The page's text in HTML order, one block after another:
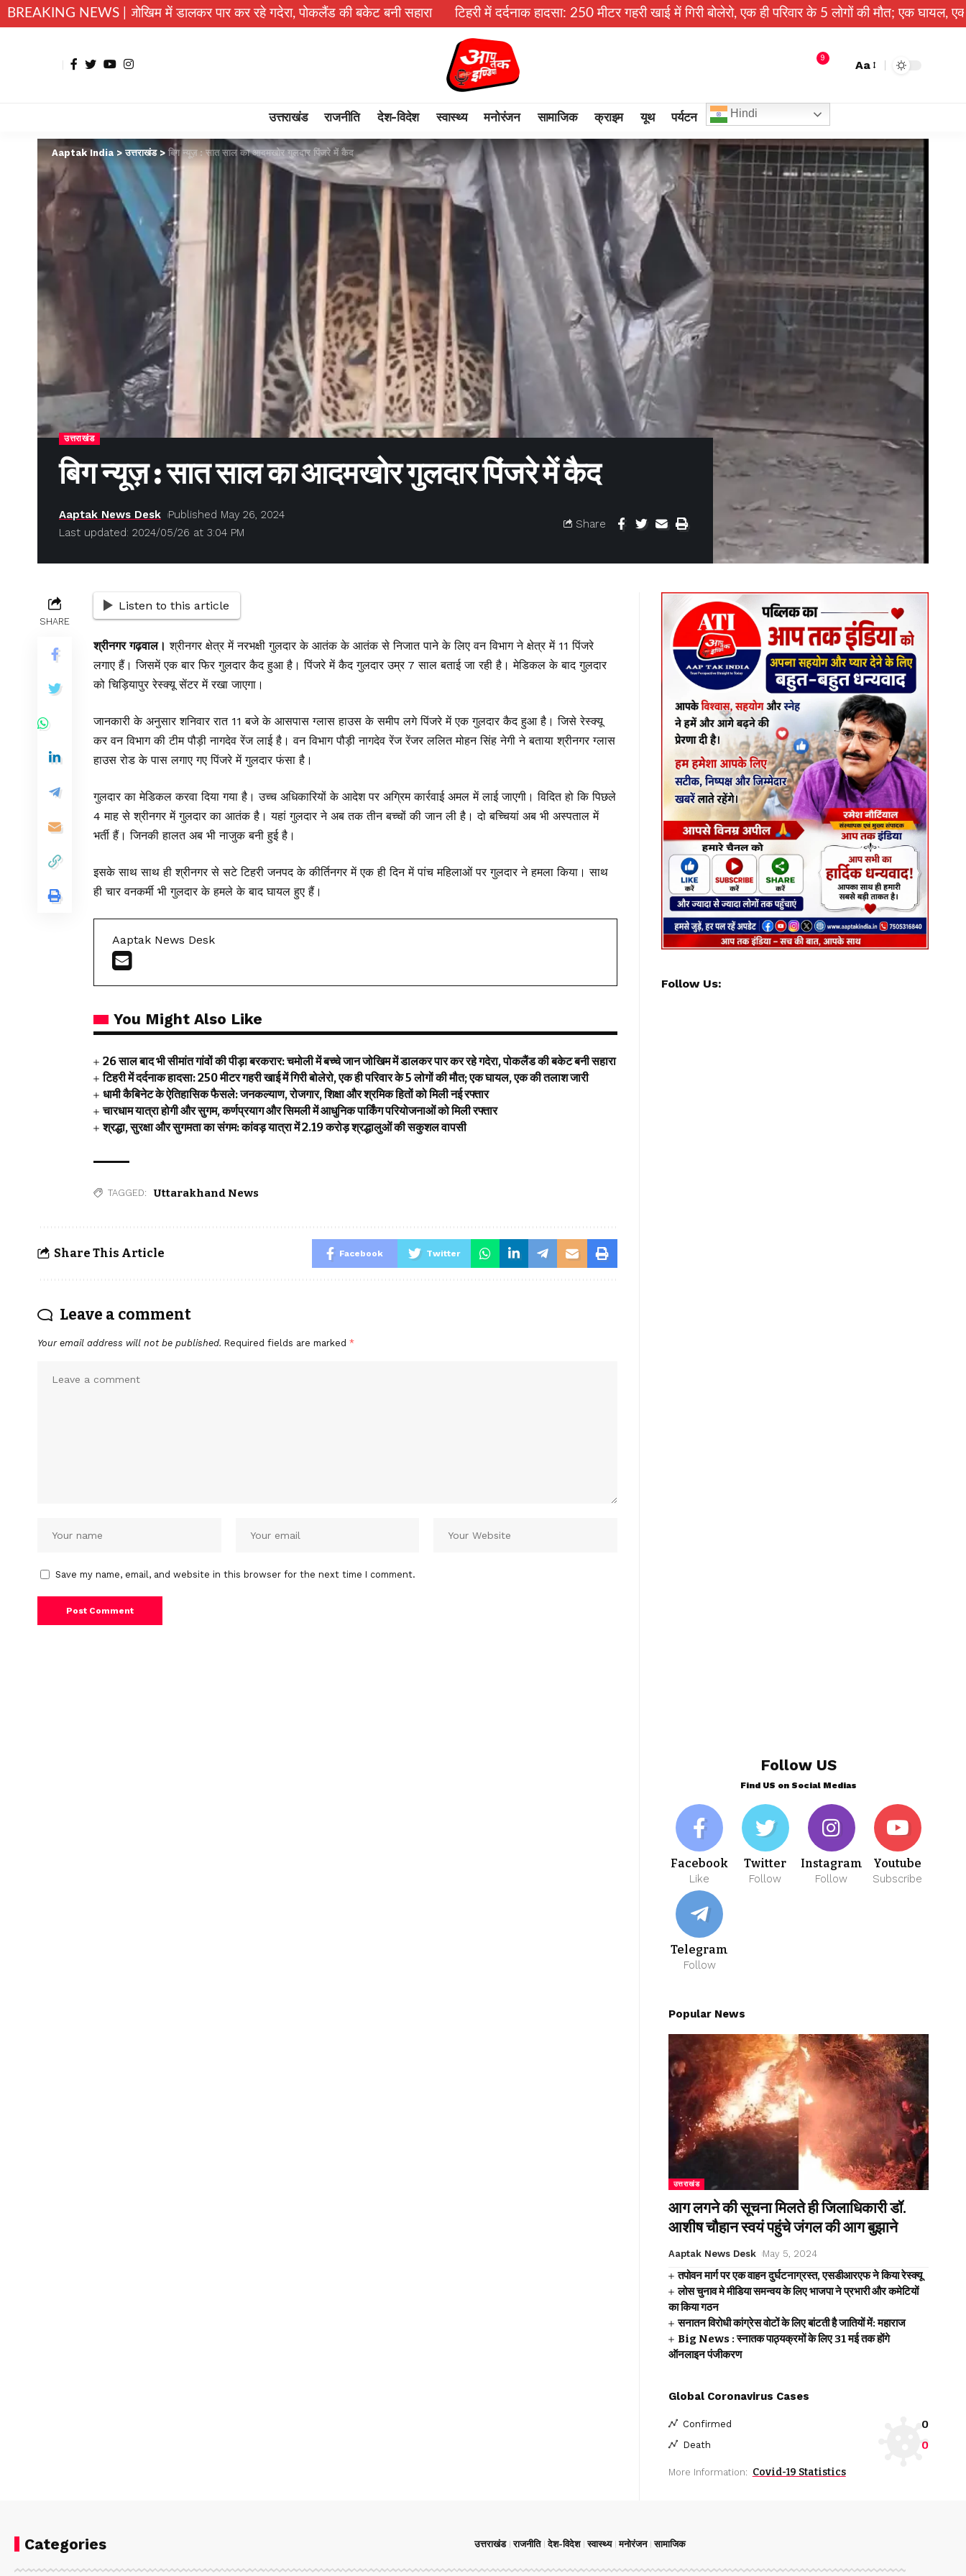
BREAKING NEWS |
जान जोखिम में डालकर पार कर रहे गदेरा, पोकलैंड की बकेट बनी सहारा टिहरी में दर्दनाक हादसा: 250 मीटर गहरी खाई में गिरी बोलेरो, एक ही परिवार के 5 लोगों की मौत; एक घायल, एक की तलाश जारी
9
Aa
उत्तराखंड राजनीति देश-विदेश स्वास्थ्य मनोरंजन सामाजिक क्राइम यूथ पर्यटन Hindi
Aaptak India >उत्तराखंड> बिग न्यूज़ : सात साल का आदमखोर गुलदार पिंजरे में कैद
उत्तराखंड
बिग न्यूज़ : सात साल का आदमखोर गुलदार पिंजरे में कैद
Last updated: 2024/05/26 at 3:04 PM
Aaptak News Desk Published May 26, 2024
Share
SHARE
Listen to this article
श्रीनगर गढ़वाल। श्रीनगर क्षेत्र में नरभक्षी गुलदार के आतंक के आतंक से निजात पाने के लिए वन विभाग ने क्षेत्र में 11 पिंजरे
लगाए हैं। जिसमें एक बार फिर गुलदार कैद हुआ है। पिंजरे में कैद गुलदार उम्र 7 साल बताई जा रही है। मेडिकल के बाद गुलदार
को चिड़ियापुर रेस्क्यू सेंटर में रखा जाएगा।
जानकारी के अनुसार शनिवार रात 11 बजे के आसपास ग्लास हाउस के समीप लगे पिंजरे में एक गुलदार कैद हुआ है। जिसे रेस्क्यू
कर वन विभाग की टीम पौड़ी नागदेव रेंज लाई है। वन विभाग पौड़ी नागदेव रेंज रेंजर ललित मोहन सिंह नेगी ने बताया श्रीनगर ग्लास
हाउस रोड के पास लगाए गए पिंजरे में गुलदार फंसा है।
गुलदार का मेडिकल करवा दिया गया है। उच्च अधिकारियों के आदेश पर अग्रिम कार्रवाई अमल में लाई जाएगी। विदित हो कि पिछले
4 माह से श्रीनगर में गुलदार का आतंक है। यहां गुलदार ने अब तक तीन बच्चों की जान ली है। दो बच्चियां अब भी अस्पताल में
भर्ती हैं। जिनकी हालत अब भी नाजुक बनी हुई है।
इसके साथ साथ ही श्रीनगर से सटे टिहरी जनपद के कीर्तिनगर में एक ही दिन में पांच महिलाओं पर गुलदार ने हमला किया। साथ
ही चार वनकर्मी भी गुलदार के हमले के बाद घायल हुए हैं।
Aaptak News Desk
You Might Also Like
26 साल बाद भी सीमांत गांवों की पीड़ा बरकरार: चमोली में बच्चे जान जोखिम में डालकर पार कर रहे गदेरा, पोकलैंड की बकेट बनी सहारा
टिहरी में दर्दनाक हादसा: 250 मीटर गहरी खाई में गिरी बोलेरो, एक ही परिवार के 5 लोगों की मौत; एक घायल, एक की तलाश जारी
धामी कैबिनेट के ऐतिहासिक फैसले: जनकल्याण, रोजगार, शिक्षा और श्रमिक हितों को मिली नई रफ्तार
चारधाम यात्रा होगी और सुगम, कर्णप्रयाग और सिमली में आधुनिक पार्किंग परियोजनाओं को मिली रफ्तार
श्रद्धा, सुरक्षा और सुगमता का संगम: कांवड़ यात्रा में 2.19 करोड़ श्रद्धालुओं की सकुशल वापसी
TAGGED: Uttarakhand News
Share This Article Facebook Twitter
Leave a comment
Your email address will not be published. Required fields are marked *
Save my name, email, and website in this browser for the next time I comment.
Follow Us:
Follow US
Find US on Social Medias
Facebook
Like
Twitter
Follow
Instagram
Follow
Youtube
Subscribe
Telegram
Follow
Popular News
उत्तराखंड
आग लगने की सूचना मिलते ही जिलाधिकारी डॉ.
आशीष चौहान स्वयं पहुंचे जंगल की आग बुझाने
Aaptak News Desk May 5, 2024
तपोवन मार्ग पर एक वाहन दुर्घटनाग्रस्त, एसडीआरएफ ने किया रेस्क्यू
लोस चुनाव मे मीडिया समन्वय के लिए भाजपा ने प्रभारी और कमेटियों
का किया गठन
सनातन विरोधी कांग्रेस वोटों के लिए बांटती है जातियों में: महाराज
Big News : स्नातक पाठ्यक्रमों के लिए 31 मई तक होंगे
ऑनलाइन पंजीकरण
Global Coronavirus Cases
Confirmed 0
Death 0
More Information: Covid-19 Statistics
Categories उत्तराखंड राजनीति देश-विदेश स्वास्थ्य मनोरंजन सामाजिक